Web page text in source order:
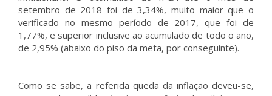
setembro de 2018 foi de 3,34%, muito maior que o
verificado no mesmo período de 2017, que foi de
1,77%, e superior inclusive ao acumulado de todo o ano,
de 2,95% (abaixo do piso da meta, por conseguinte).
Como se sabe, a referida queda da inflação deveu-se,